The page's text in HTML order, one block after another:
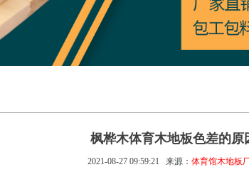
枫桦木体育木地板色差的原
2021-08-27 09:59:21 来源： 体育馆木地板